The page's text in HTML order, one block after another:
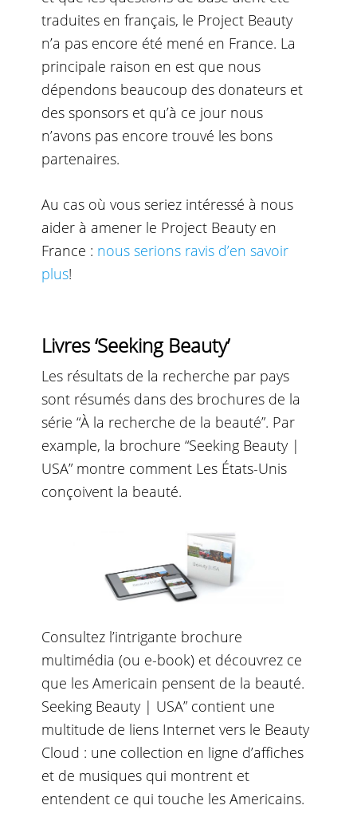
traduites en français, le Project Beauty
n’a pas encore été mené en France. La
principale raison en est que nous
dépendons beaucoup des donateurs et
des sponsors et qu’à ce jour nous
n’avons pas encore trouvé les bons
partenaires.
Au cas où vous seriez intéressé à nous
aider à amener le Project Beauty en
France : nous serions ravis d’en savoir
plus!
Livres ‘Seeking Beauty’
Les résultats de la recherche par pays
sont résumés dans des brochures de la
série “À la recherche de la beauté”. Par
example, la brochure “Seeking Beauty |
USA” montre comment Les États-Unis
conçoivent la beauté.
Consultez l’intrigante brochure
multimédia (ou e-book) et découvrez ce
que les Americain pensent de la beauté.
Seeking Beauty | USA” contient une
multitude de liens Internet vers le Beauty
Cloud : une collection en ligne d’affiches
et de musiques qui montrent et
entendent ce qui touche les Americains.